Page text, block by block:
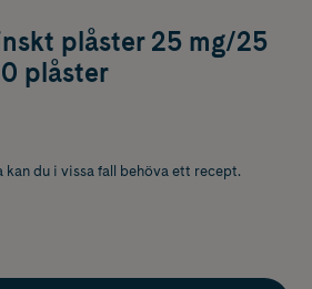
plåster 25 mg/25
plåster
kan du i vissa fall behöva ett recept.